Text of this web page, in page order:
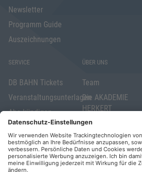
Newsletter
Programm Guide
Auszeichnungen
SERVICE
DB BAHN Tickets
Veranstaltungsunterlagen
Abo kündigen
Widerrufsrecht
für Verbraucher
Elektronischer
Geschäftsverkehr
ÜBER UNS
Team
Die AKADEMIE
HERKERT
FORUM VERLAG
HERKERT
Kontakt